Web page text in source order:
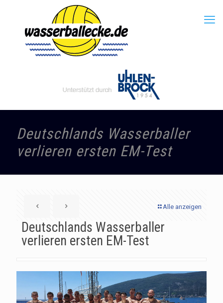
Deutschlands Wasserballer
verlieren ersten EM-Test
Alle anzeigen
Deutschlands Wasserballer
verlieren ersten EM-Test